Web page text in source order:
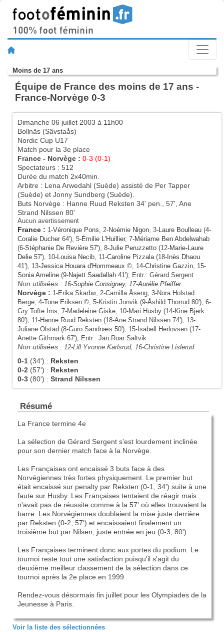
Moins de 17 ans
Équipe de France des moins de 17 ans -
France-Norvège 0-3
Dimanche 06 juillet 2003 à 11h00
Bollnäs (Sävstaås)
Nordic Cup U17
Match pour la 3e place
France - Norvège : 0-3 (0-1)
Spectateurs : 512
Durée du match 2x40min.
Arbitre : Lena Arwedahl (Suède) assisté de Per Tapper
(Suède) et Jonny Sundberg (Suède).
Buts Norvège : Hanne Ruud Reksten 34' pen., 57', Ane
Strand Nilssen 80'
Aucun avertissement
France : 1-Véronique Pons, 2-Noémie Nigon, 3-Laure Boulleau (4-
Coralie Ducher 64'), 5-Émilie L'Huillier, 7-Mériame Ben Abdelwahab
(6-Stéphanie De Revière 57'), 8-Julie Peruzzetto (12-Marie-Laure
Delie 57'), 10-Louisa Necib, 11-Caroline Pizzala(18- Inès Dhaou
41'), 13-Jessica Houara d'Hommeaux ©, 14-Christine Gazzin, 15-
Sonia Ameline (9-Najett Saadallah 41'), Entr.: Gérard Sergent
Non utilisées : 16-Sophie Consigney, 17-Aurélie Pfeiffer
Norvège : 1-Erika Skarbø, 2-Camilla Åseng, 3-Nora Holstad
Berge, 4-Tone Eriksen ©, 5-Kristin Jonvik (9-Åshild Thorrud 80'), 6-
Gry Tofte Ims, 7-Madeleine Giske, 10-Mari Husby (14-Kine Bjerk
80'), 11-Hanne Ruud Reksten (18-Ane Strand Nilssen 74'), 13-
Juliane Olstad (8-Guro Sandnæs 50'), 15-Isabell Herlovsen (17-
Anette Githmark 67'), Entr.: Jan Roar Saltvik
Non utilisées : 12-Lill Yvonne Karlsrud, 16-Christine Lislerud
0-1 (34') : Reksten
0-2 (57') : Reksten
0-3 (80') : Strand Nilssen
Résumé
La France termine 4e
La sélection de Gérard Sergent s'est lourdement inclinée
pour son dernier match face à la Norvège.
Les Françaises ont encaissé 3 buts face à des
Norvégiennes très fortes physiquement. Le premier but
était encaissé sur penalty par Reksten (0-1, 34') suite à une
faute sur Husby. Les Françaises tentaient de réagir mais
n'avait pas de réussite comme à la 57' où elles trouvaient la
barre. Les Norvégiennes doublaient la mise juste derrière
par Reksten (0-2, 57') et encaissaient finalement un
troisième but par Nilsen, juste entrée en jeu (0-3, 80')
Les Françaises terminent donc aux portes du podium. Le
tournoi reste tout une satisfaction puisqu'il s'agit du
deuxième meilleur classement de la sélection dans ce
tournoi après la 2e place en 1999.
Rendez-vous désormais fin juillet pour les Olympiades de la
Jeunesse à Paris.
Voir la liste des sélectionnées